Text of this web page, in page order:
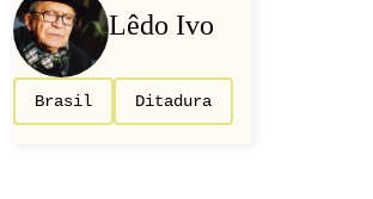
Lêdo Ivo
Brasil Ditadura